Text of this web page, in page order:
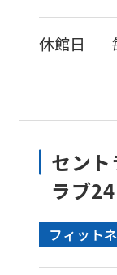
休館日
セン
ラブ
フィット